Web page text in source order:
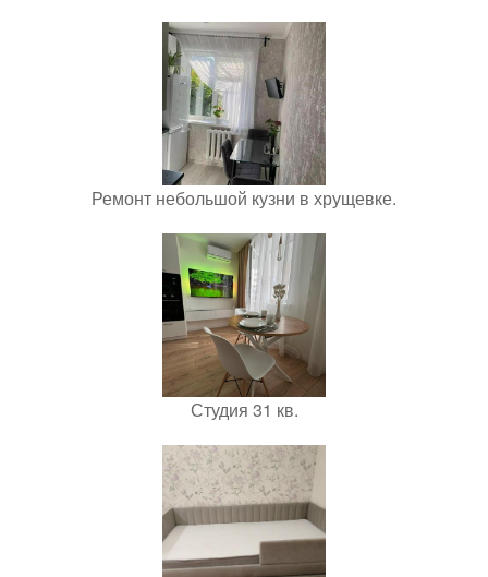
Ремонт небольшой кузни в хрущевке.
Студия 31 кв.